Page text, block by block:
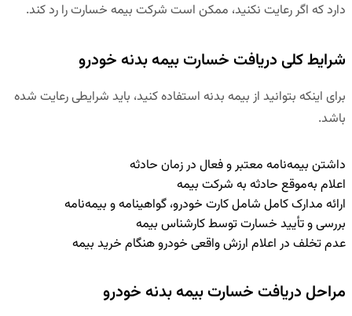
دارد که اگر رعایت نکنید، ممکن است شرکت بیمه خسارت را رد کند.
شرایط کلی دریافت خسارت بیمه بدنه خودرو
برای اینکه بتوانید از بیمه بدنه استفاده کنید، باید شرایطی رعایت شده
باشد.
داشتن بیمه‌نامه معتبر و فعال در زمان حادثه
اعلام به‌موقع حادثه به شرکت بیمه
ارائه مدارک کامل شامل کارت خودرو، گواهینامه و بیمه‌نامه
بررسی و تأیید خسارت توسط کارشناس بیمه
عدم تخلف در اعلام ارزش واقعی خودرو هنگام خرید بیمه
مراحل دریافت خسارت بیمه بدنه خودرو